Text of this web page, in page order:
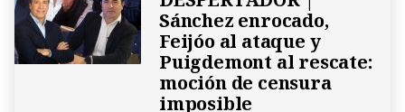
Sánchez enrocado,
Feijóo al ataque y
Puigdemont al rescate:
moción de censura
imposible